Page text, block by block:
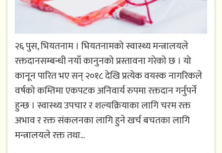
२६ पुस, भियतनाम । भियतनामको स्वास्थ्य मन्त्रालयले
रक्तदानसम्बन्धी नयाँ कानुनको प्रस्तावना गरेको छ । यो
कानून पारित भए सन् २०१८ देखि प्रत्येक वयस्क नागरिकले
वर्षको कम्तिमा एकपटक अनिवार्य रुपमा रक्तदान गर्नुपर्ने
हुन्छ । स्वास्थ्य उपचार र शल्यक्रियाका लागि चरम रक्त
अभाव र रक्त संकलनका लागि हुने खर्च बचतका लागि
मन्त्रालयले रक्त तथा...